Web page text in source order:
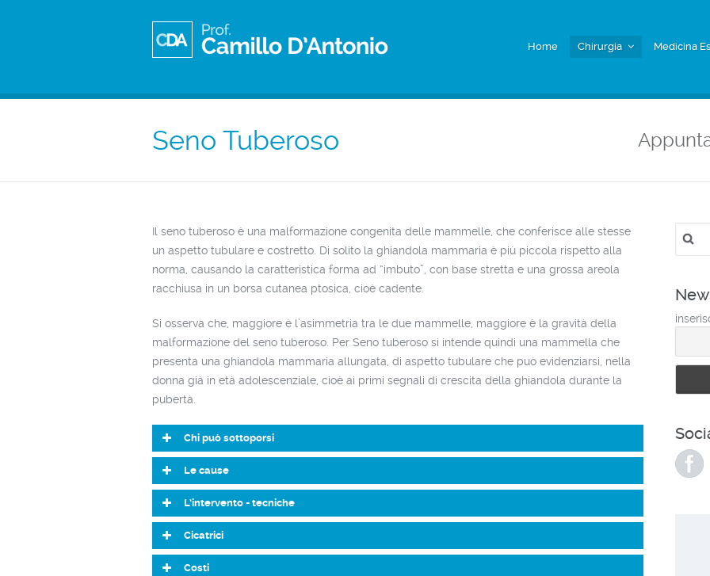
Home Chirurgia Medicina
Seno Tuberoso
Il seno tuberoso è una malformazione congenita delle mammelle, che conferisce alle stesse
un aspetto tubulare e costretto. Di solito la ghiandola mammaria è più piccola rispetto alla
norma, causando la caratteristica forma ad “imbuto”, con base stretta e una grossa areola
racchiusa in un borsa cutanea ptosica, cioè cadente.
Si osserva che, maggiore è l’asimmetria tra le due mammelle, maggiore è la gravità della
malformazione del seno tuberoso. Per Seno tuberoso si intende quindi una mammella che
presenta una ghiandola mammaria allungata, di aspetto tubulare che può evidenziarsi, nella
donna già in età adolescenziale, cioè ai primi segnali di crescita della ghiandola durante la
pubertà.
Chi può sottoporsi
Le cause
L’intervento - tecniche
Cicatrici
Costi
per: